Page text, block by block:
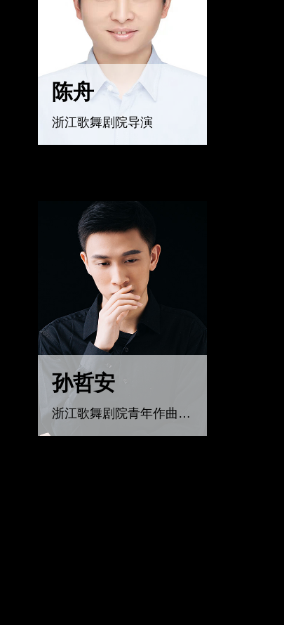
陈舟
浙江歌舞剧院导演
孙哲安
浙江歌舞剧院青年作曲，音乐制作人